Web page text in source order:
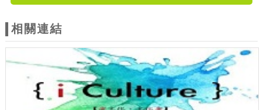
相關連結